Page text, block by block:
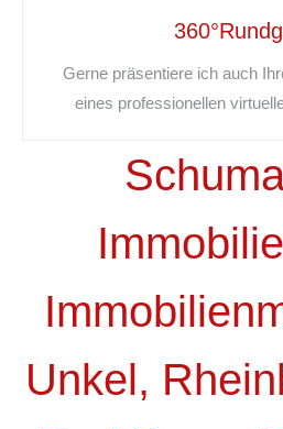
Gerne präsentiere ich auch
eines professionellen
Unkel,